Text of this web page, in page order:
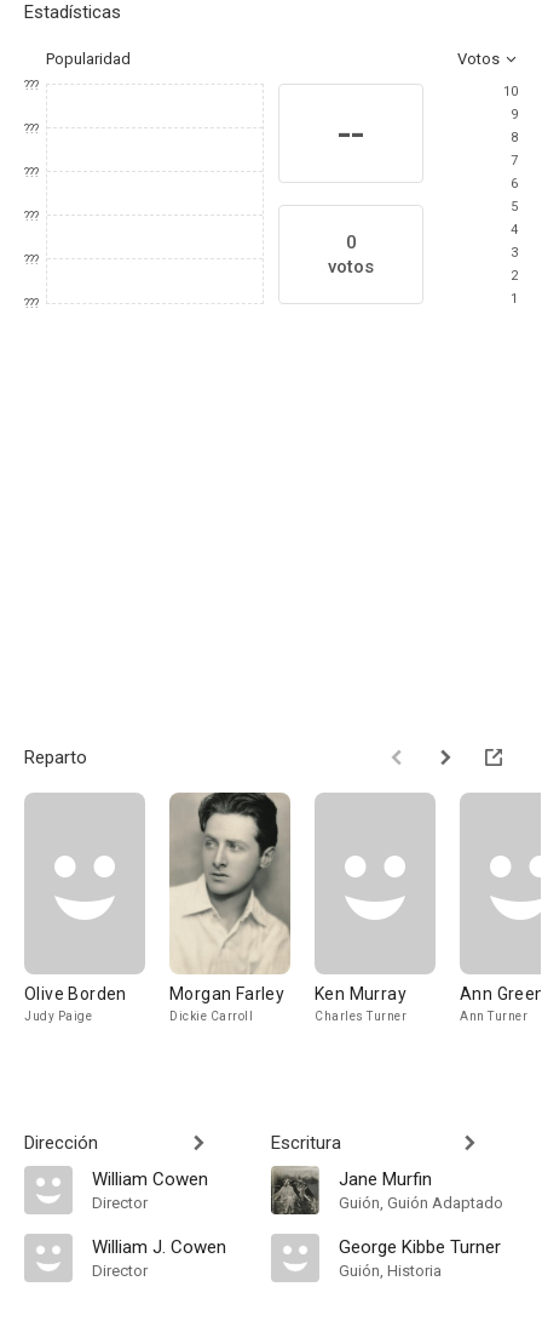
Estadísticas
Popularidad Votos
???
???
???
???
???
???
--
0
votos
10
9
8
7
6
5
4
3
2
1
Reparto
Olive Borden
Judy Paige
Morgan Farley
Dickie Carroll
Ken Murray
Charles Turner
Ann
Ann Turner
Dirección
William Cowen
Director
William J. Cowen
Director
Escritura
Jane Murfin
Guión, Guión Adaptado
George Kibbe Turner
Guión, Historia